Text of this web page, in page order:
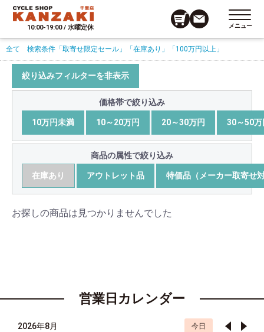
10:00-19:00 / 水曜定休 メニュー
全て 検索条件 「取寄せ限定セール」 「在庫あり」 「100万円以上」
絞り込みフィルターを非表示
価格帯で絞り込み
10万円未満 10～20万円 20～30万円 30～50万
商品の属性で絞り込み
在庫あり アウトレット品 特価品（メーカー取寄せ
お探しの商品は見つかりませんでした
営業日カレンダー
2026年8月 今日